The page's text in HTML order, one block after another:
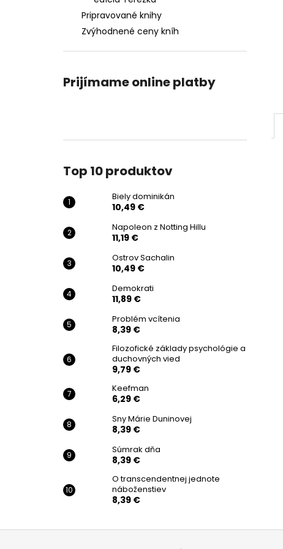
Pripravované knihy
Zvýhodnené ceny kníh
Prijímame online platby
Top 10 produktov
Biely dominikán
10,49 €
Napoleon z Notting Hillu
11,19 €
Ostrov Sachalin
10,49 €
Demokrati
11,89 €
Problém vcítenia
8,39 €
Filozofické základy psychológie a
duchovných vied
9,79 €
Keefman
6,29 €
Sny Márie Duninovej
8,39 €
Súmrak dňa
8,39 €
O transcendentnej jednote
náboženstiev
8,39 €
BIELY DOMINIKÁN
10,49 €
Pôvodne:14,99 €
Z